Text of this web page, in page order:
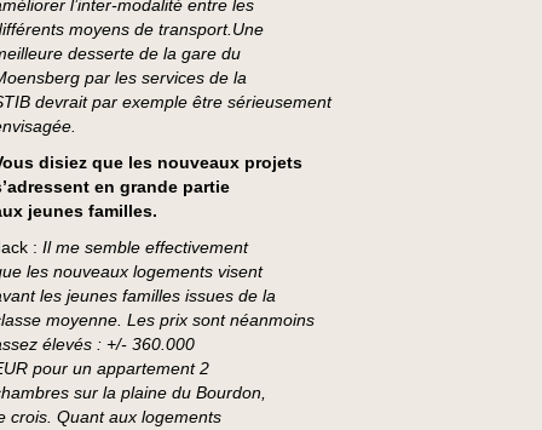
l’inter-modalité entre les
moyens de transport.Une
desserte de la gare du
par les services de la
devrait par exemple être sérieusement
disiez que les nouveaux projets
en grande partie
jeunes familles.
: Il me semble effectivement
les nouveaux logements visent
les jeunes familles issues de la
moyenne. Les prix sont néanmoins
élevés : +/- 360.000
pour un appartement 2
sur la plaine du Bourdon,
crois. Quant aux logements